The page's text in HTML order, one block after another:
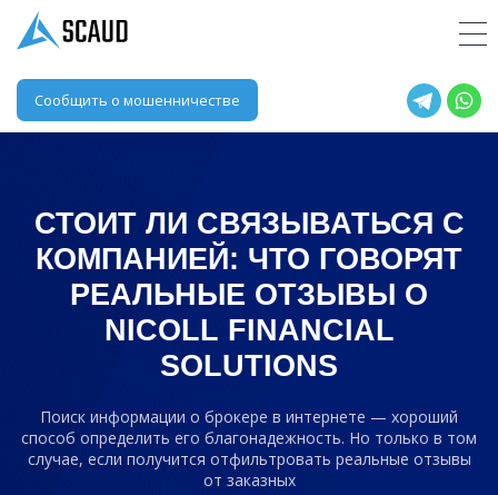
Сообщить о мошенничестве
СТОИТ ЛИ СВЯЗЫВАТЬСЯ С
КОМПАНИЕЙ: ЧТО ГОВОРЯТ
РЕАЛЬНЫЕ ОТЗЫВЫ О
NICOLL FINANCIAL
SOLUTIONS
Поиск информации о брокере в интернете — хороший
способ определить его благонадежность. Но только в том
случае, если получится отфильтровать реальные отзывы
от заказных